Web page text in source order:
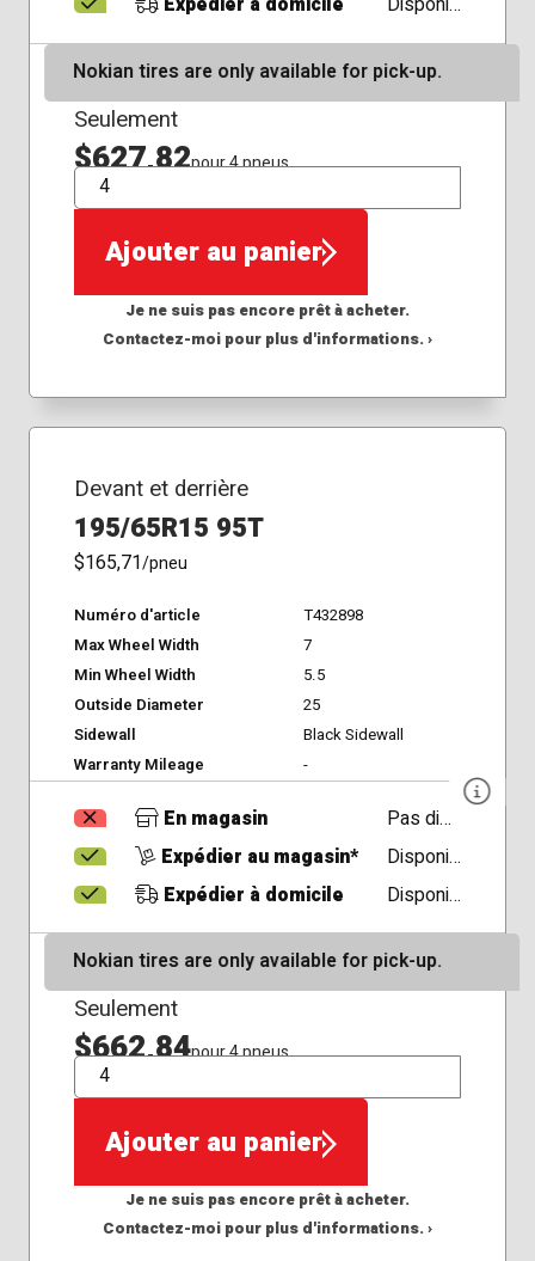
Expédier à domicile
Disponible
Nokian tires are only available for pick-up.
Seulement
$627,82pour 4 pneus
QTÉ
Ajouter au panier
Je ne suis pas encore prêt à acheter.
Contactez-moi pour plus d'informations. ›
Devant et derrière
195/65R15 95T
$165,71/pneu
Numéro d'article
T432898
Max Wheel Width
7
Min Wheel Width
5.5
Outside Diameter
25
Sidewall
Black Sidewall
Warranty Mileage
-
En magasin
Pas disponible
Expédier au magasin*
Disponible
Expédier à domicile
Disponible
Nokian tires are only available for pick-up.
Seulement
$662,84pour 4 pneus
QTÉ
Ajouter au panier
Je ne suis pas encore prêt à acheter.
Contactez-moi pour plus d'informations. ›